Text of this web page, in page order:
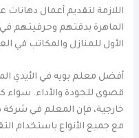
اللازمة لتقديم أعمال دهانات
الماهرة بدقتهم وحرفيتهم في
الأول للمنازل والمكاتب في
أفضل معلم بويه في الأيدي
قصوى للجودة والأداء. سواء
خارجية، فإن المعلم في شركة
مع جميع الأنواع باستخدام